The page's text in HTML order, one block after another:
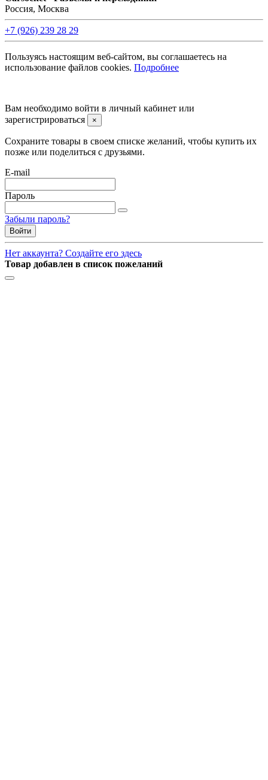
Россия, Москва
+7 (926) 239 28 29
Пользуясь настоящим веб-сайтом, вы соглашаетесь на
использование файлов cookies. Подробнее
Вам необходимо войти в личный кабинет или
зарегистрироваться
×
Сохраните товары в своем списке желаний, чтобы купить их
позже или поделиться с друзьями.
E-mail
Пароль
Забыли пароль?
Войти
Нет аккаунта? Создайте его здесь
Товар добавлен в список пожеланий